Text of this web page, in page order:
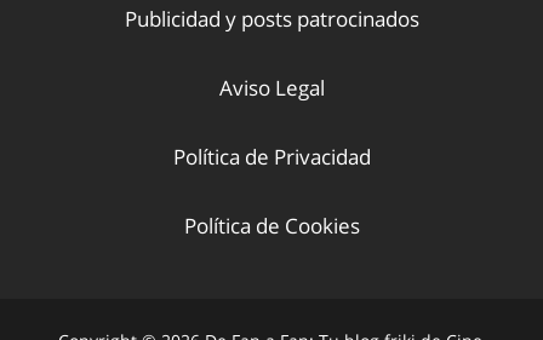
Publicidad y posts patrocinados
Aviso Legal
Política de Privacidad
Política de Cookies